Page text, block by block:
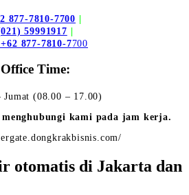
877-7810-7700 |
59991917 |
877-7810-7700
Office Time:
Jumat (08.00 – 17.00)
kami pada jam kerja.
otomatis di Jakarta dan